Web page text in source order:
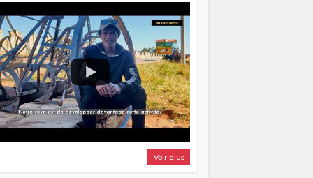
il perpétue un métier discret mais
Voir plus